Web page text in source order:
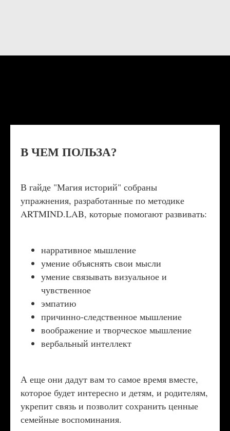
В ЧЕМ ПОЛЬЗА?
В гайде "Магия историй" собраны
упражнения, разработанные по методике
ARTMIND.LAB, которые помогают развивать:
нарративное мышление
умение объяснять свои мысли
умение связывать визуальное и
чувственное
эмпатию
причинно-следственное мышление
воображение и творческое мышление
вербальный интеллект
А еще они дадут вам то самое время вместе,
которое будет интересно и детям, и родителям,
укрепит связь и позволит сохранить ценные
семейные воспоминания.